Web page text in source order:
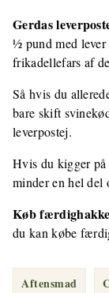
Gerdas
½ pund med lever
frikadellefars af
Så hvis du
bare skift
leverpostej.
Hvis du kigger
minder en hel del
Køb
du kan købe
Aftensmad